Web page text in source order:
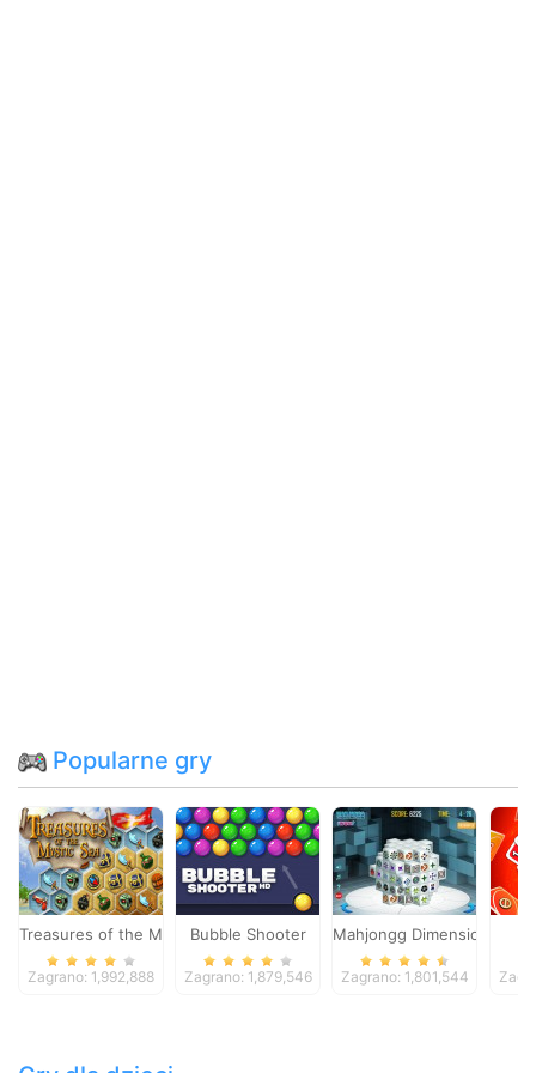
Popularne gry
Treasures of the Mystic Sea
Zagrano: 1,992,888
Bubble Shooter
Zagrano: 1,879,546
Mahjongg Dimensions
Zagrano: 1,801,544